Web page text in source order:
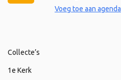
Voeg toe aan agenda
Collecte’s
1e Kerk